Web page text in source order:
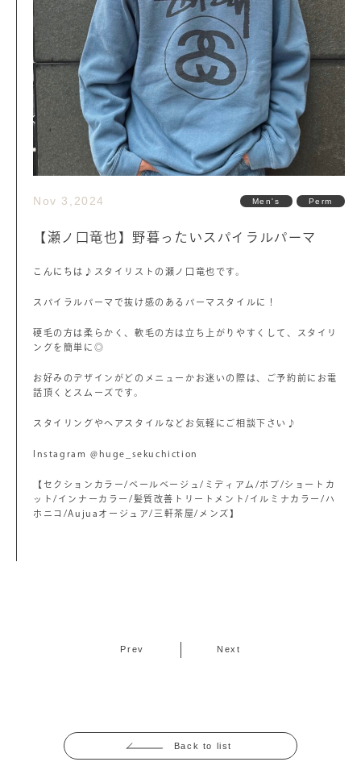
Nov 3,2024 Men's Perm
【瀬ノ口竜也】野暮ったいスパイラルパーマ
こんにちは♪スタイリストの瀬ノ口竜也です。
スパイラルパーマで抜け感のあるパーマスタイルに！
硬毛の方は柔らかく、軟毛の方は立ち上がりやすくして、スタイリ
ングを簡単に◎
お好みのデザインがどのメニューかお迷いの際は、ご予約前にお電
話頂くとスムーズです。
スタイリングやヘアスタイルなどお気軽にご相談下さい♪
Instagram @huge_sekuchiction
【セクションカラー/ペールベージュ/ミディアム/ボブ/ショートカ
ット/インナーカラー/髪質改善トリートメント/イルミナカラー/ハ
ホニコ/Aujuaオージュア/三軒茶屋/メンズ】
Prev Next
Back to list